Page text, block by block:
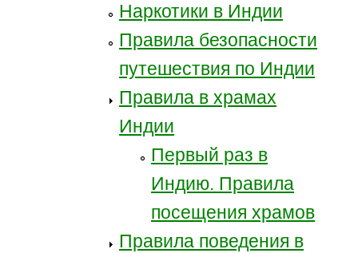
Наркотики в Индии
Правила безопасности
путешествия по Индии
Правила в храмах
Индии
Первый раз в
Индию. Правила
посещения храмов
Правила поведения в